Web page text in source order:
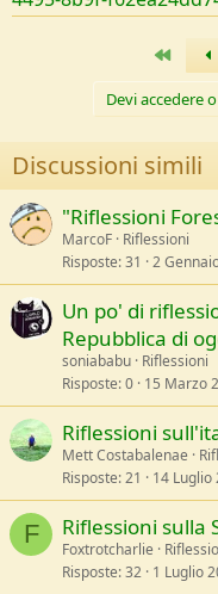
Primo
Devi accedere
Discussioni simili
"Riflessioni
MarcoF Riflessioni
Risposte 31 2
Un po' di
Repubblica di
soniababu Riflessioni
Risposte 0 15 Marzo
Riflessioni
Mett Costabalenae
Risposte 21 14 Luglio
F Riflessioni sulla
Foxtrotcharlie
Risposte 32 1 Luglio